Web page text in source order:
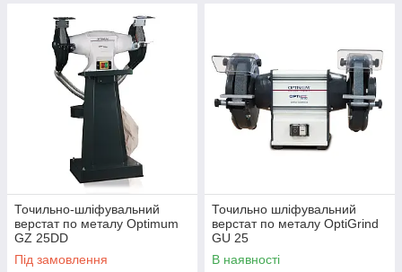
Точильно-шліфувальний
верстат по металу Optimum
GZ 25DD
Під замовлення
Точильно шліфувальний
верстат по металу OptiGrind
GU 25
В наявності